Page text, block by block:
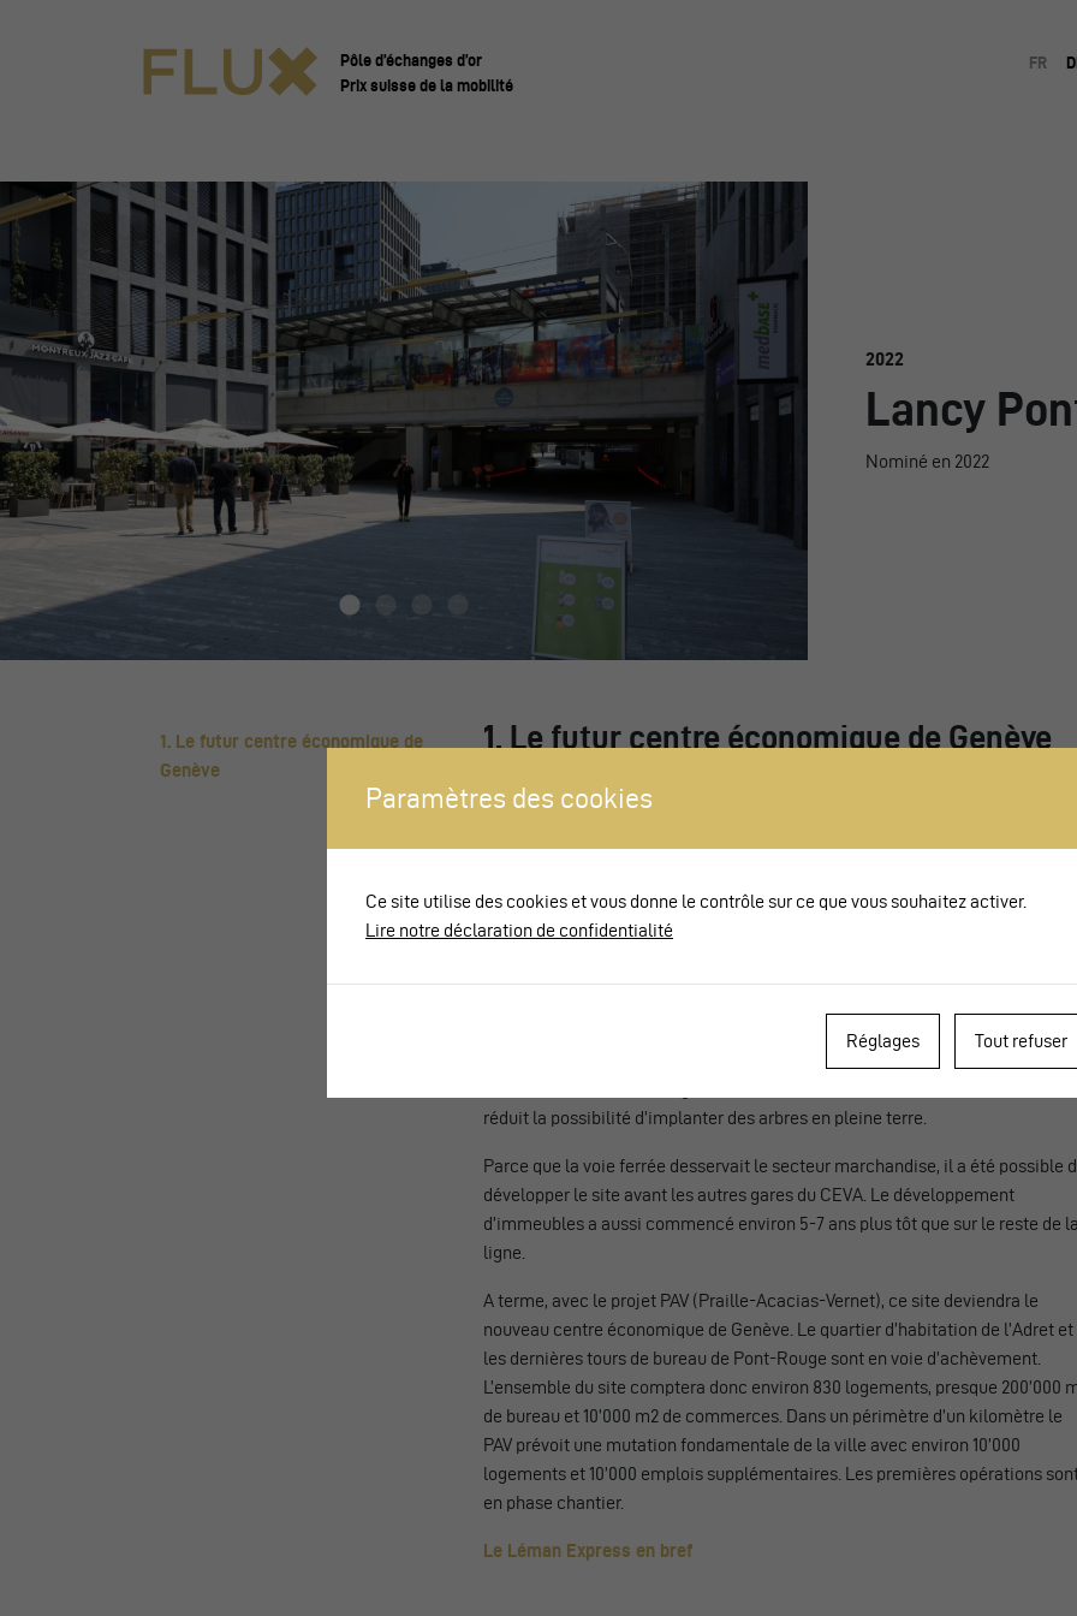
Pôle d’échanges d’or
Prix suisse de la mobilité
FR
2022
Lancy
Nominé en 2022
1. Le futur centre économique de
Genève
1. Le futur centre économique de Genève
Avec cette configuration de larges passages sous les voies relient les places
Lancy Pont-Rouge est un des grands points d’échanges du réseau de transport
public genevois avec 2 lignes de trams et 6 lignes de bus dont 2
distances à parcourir entre les modes, et les voies routières très fréquentées à
réduit la possibilité d’implanter des arbres en pleine terre.
Parce que la voie ferrée desservait le secteur marchandise, il a été possible
développer le site avant les autres gares du CEVA. Le développement
d’immeubles a aussi commencé environ 5-7 ans plus tôt que sur le reste de la
ligne.
A terme, avec le projet PAV (Praille-Acacias-Vernet), ce site deviendra le
nouveau centre économique de Genève. Le quartier d’habitation de l’Adret et
les dernières tours de bureau de Pont-Rouge sont en voie d’achèvement.
L’ensemble du site comptera donc environ 830 logements, presque 200’000
de bureau et 10’000 m2 de commerces. Dans un périmètre d’un kilomètre le
PAV prévoit une mutation fondamentale de la ville avec environ 10’000
logements et 10’000 emplois supplémentaires. Les premières opérations
en phase chantier.
Le Léman Express en bref
Paramètres des cookies
Ce site utilise des cookies et vous donne le contrôle sur ce que vous souhaitez activer.
Lire notre déclaration de confidentialité
Réglages Tout refuser